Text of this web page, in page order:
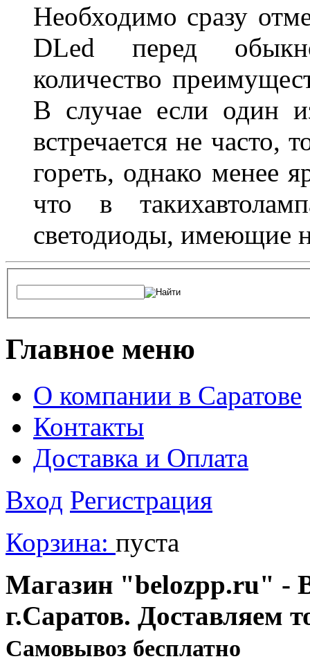
Необходимо сразу
DLed перед
количество
В случае если один
встречается не часто,
гореть, однако менее
что в
светодиоды, имеющие
Главное меню
О компании в Саратове
Контакты
Доставка и Оплата
Вход Регистрация
Корзина: пуста
Магазин "belozpp.ru" -
г.Саратов. Доставляем
Cамовывоз бесплатно